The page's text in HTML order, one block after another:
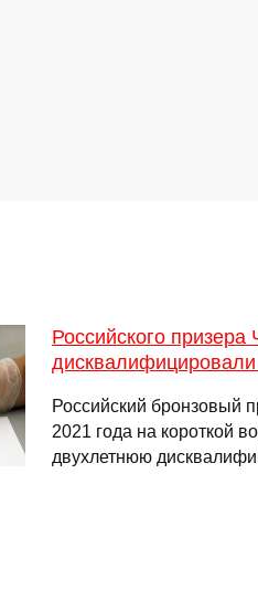
Российского
Российский бронзовый
2021 года на короткой
двухлетнюю